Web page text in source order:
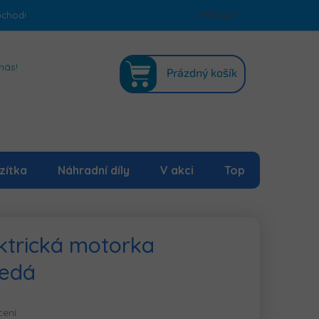
Podmínky ochrany osobních údajů Mapa serveru
Přihlášení
KOŠÍK
Prázdný košík
Náhradní díly V akci Top
motorka